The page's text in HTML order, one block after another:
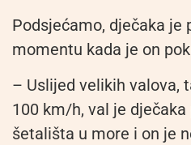
Podsjećamo, dječaka je
momentu kada je on
– Uslijed velikih valova,
100 km/h, val je dječaka
šetališta u more i on je